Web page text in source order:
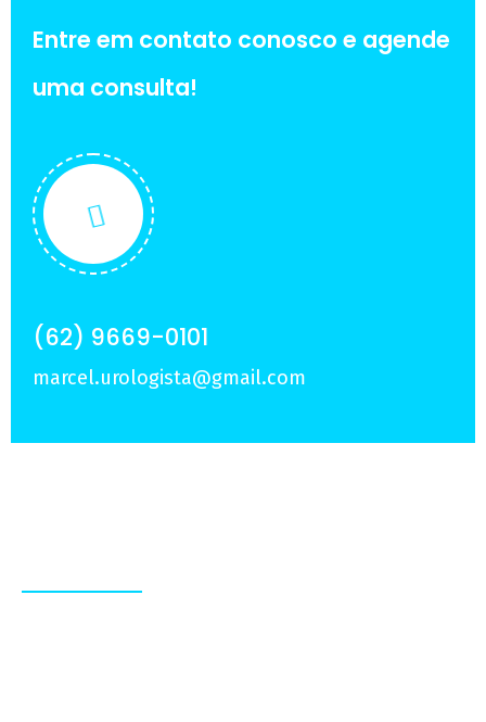
Entre em contato conosco e agende
uma consulta!
(62) 9669-0101
marcel.urologista@gmail.com